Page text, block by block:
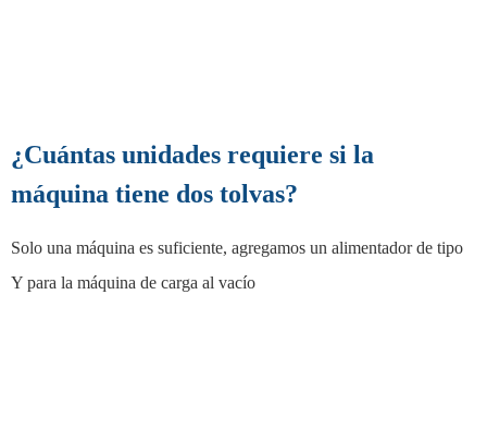
¿Cuántas unidades requiere si la
máquina tiene dos tolvas?
Solo una máquina es suficiente, agregamos un alimentador de tipo
Y para la máquina de carga al vacío